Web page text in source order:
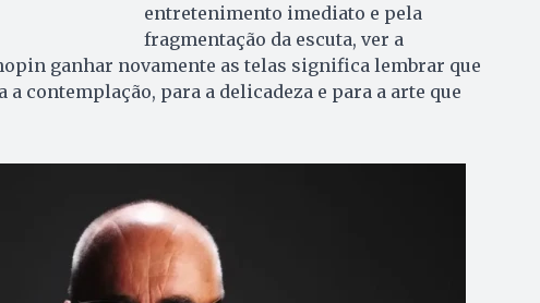
entretenimento imediato e pela
fragmentação da escuta, ver a
ganhar novamente as telas significa lembrar que
a contemplação, para a delicadeza e para a arte que